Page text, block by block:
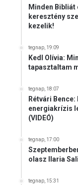
Minden Bibliát
keresztény
kezelik!
tegnap, 19:09
Kedl Olívia:
tapasztaltam
tegnap, 18:07
Rétvári
energiakrízis
(VIDEÓ)
tegnap, 17:00
olasz Ilaria
tegnap, 15:31